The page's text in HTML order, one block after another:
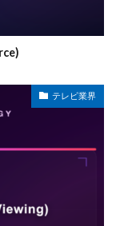
テレビ業界